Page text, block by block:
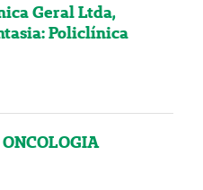
Geral Ltda,
Policlínica